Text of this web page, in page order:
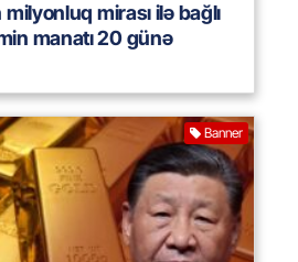
milyonluq mirası ilə bağlı
manatı 20 günə
Banner